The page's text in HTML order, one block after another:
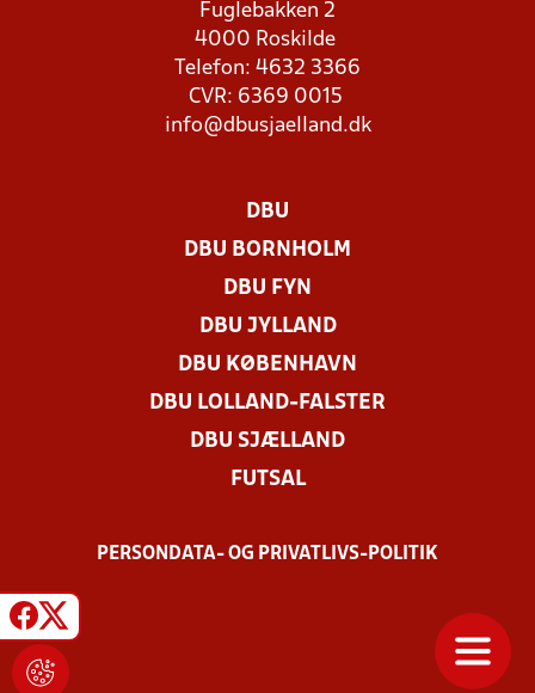
Fuglebakken 2
4000 Roskilde
Telefon: 4632 3366
CVR: 6369 0015
info@dbusjaelland.dk
DBU
DBU BORNHOLM
DBU FYN
DBU JYLLAND
DBU KØBENHAVN
DBU LOLLAND-FALSTER
DBU SJÆLLAND
FUTSAL
PERSONDATA- OG PRIVATLIVS-POLITIK